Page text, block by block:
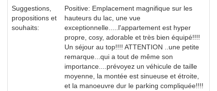
Suggestions,
propositions et
souhaits:
Positive: Emplacement magnifique sur les
hauteurs du lac, une vue
exceptionnelle.....l'appartement est hyper
propre, cosy, adorable et très bien équipé!!!!
Un séjour au top!!!! ATTENTION ..une petite
remarque...qui a tout de même son
importance....prévoyez un véhicule de taille
moyenne, la montée est sinueuse et étroite,
et la manoeuvre dur le parking compliquée!!!!